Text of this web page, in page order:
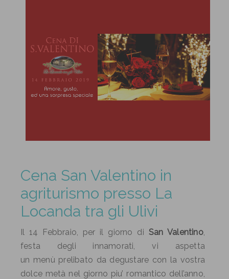
Cena San Valentino in
agriturismo presso La
Locanda tra gli Ulivi
Il 14 Febbraio, per il giorno di San Valentino,
festa degli innamorati, vi aspetta
un menù prelibato da degustare con la vostra
dolce metà nel giorno piu’ romantico dell’anno,